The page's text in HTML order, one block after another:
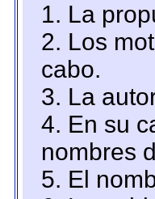
1. La
2. Los
cabo.
3. La
4. En su
nombres
5. El